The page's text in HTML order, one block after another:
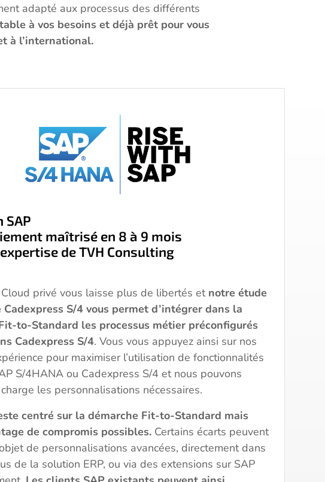
adapté aux processus des différents
à vos besoins et déjà prêt pour vous
à l’international.
SAP
maîtrisé en 8 à 9 mois
de TVH Consulting
Cloud privé vous laisse plus de libertés et notre étude
Cadexpress S/4 vous permet d’intégrer dans la
to-Standard les processus métier préconfigurés
Cadexpress S/4. Vous vous appuyez ainsi sur nos
pour maximiser l’utilisation de fonctionnalités
S/4HANA ou Cadexpress S/4 et nous pouvons
les personnalisations nécessaires.
centré sur la démarche Fit-to-Standard mais
de compromis possibles. Certains écarts peuvent
de personnalisations avancées, directement dans
de la solution ERP, ou via des extensions sur SAP